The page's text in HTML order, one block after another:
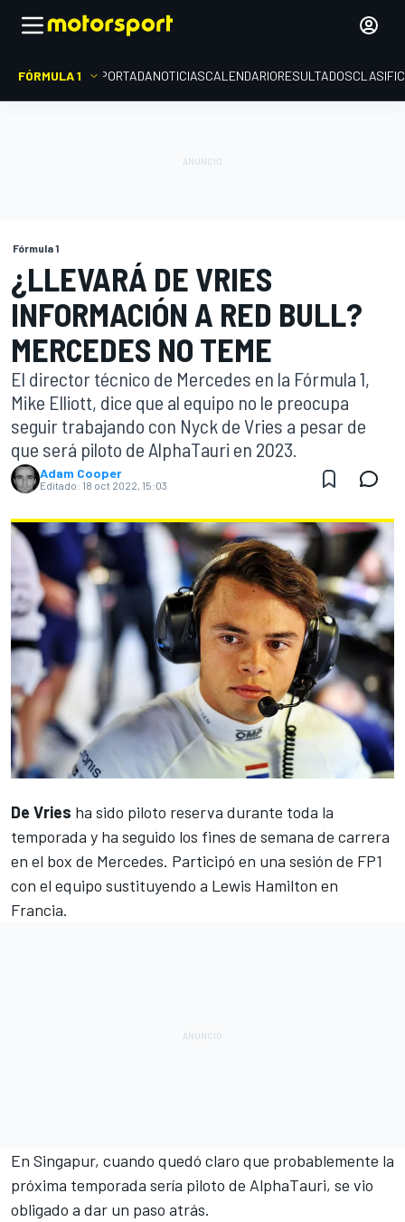
FÓRMULA 1 PORTADANOTICIASCALENDARIORESULTADOS
Fórmula 1
¿LLEVARÁ DE VRIES
INFORMACIÓN A RED BULL?
MERCEDES NO TEME
El director técnico de Mercedes en la Fórmula 1,
Mike Elliott, dice que al equipo no le preocupa
seguir trabajando con Nyck de Vries a pesar de
que será piloto de AlphaTauri en 2023.
Adam Cooper
Editado: 18 oct 2022, 15:03
De Vries ha sido piloto reserva durante toda la
temporada y ha seguido los fines de semana de carrera
en el box de Mercedes. Participó en una sesión de FP1
con el equipo sustituyendo a Lewis Hamilton en
Francia.
En Singapur, cuando quedó claro que probablemente la
próxima temporada sería piloto de AlphaTauri, se vio
obligado a dar un paso atrás.